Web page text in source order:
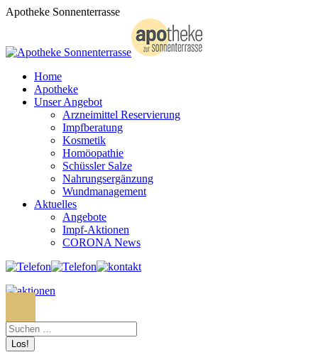
Zum
Apotheke Sonnenterrasse
Home
Apotheke
Unser Angebot
Arzneimittel Reservierung
Impfberatung
Kosmetik
Homöopathie
Schüssler Salze
Nahrungsergänzung
Wundmanagement
Aktuelles
Angebote
Impf-Aktionen
CORONA News